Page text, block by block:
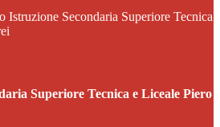
Istruzione Secondaria Superiore Tecnica
Superiore Tecnica e Liceale Piero